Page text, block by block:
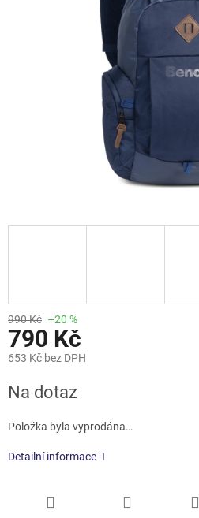
hvězdiček.
990 Kč –20 %
790 Kč
653 Kč bez DPH
cena:
Na dotaz
Položka byla vyprodána…
Detailní informace